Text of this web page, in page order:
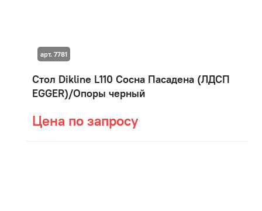
Стол Dikline L110 Сосна Пасадена (ЛДСП
EGGER)/Опоры черный
Цена по запросу
арт. 7781